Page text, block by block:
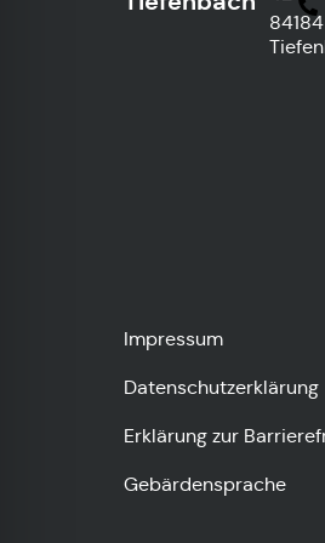
84184
Impressum
Datenschutzerklärung
Erklärung zur
Gebärdensprache